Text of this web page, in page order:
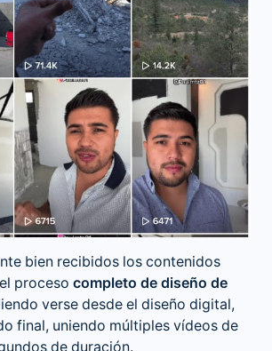
bien recibidos los contenidos
proceso completo de diseño de
verse desde el diseño digital,
final, uniendo múltiples vídeos de
de duración.